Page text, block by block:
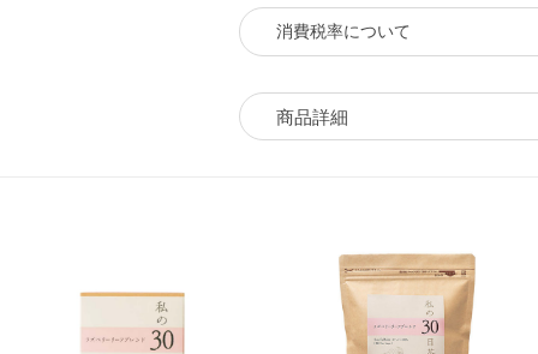
消費税率について
商品詳細